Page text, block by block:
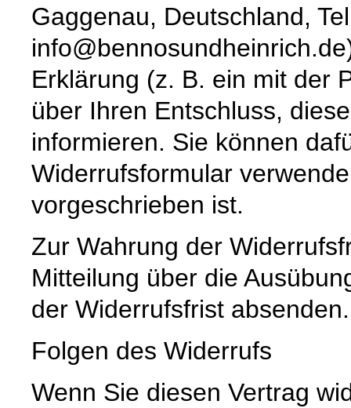
Gaggenau, Deutschland,
Erklärung (z. B. ein mit der
über Ihren Entschluss,
informieren. Sie können
Widerrufsformular
vorgeschrieben ist.
Zur Wahrung der
Mitteilung über die
der Widerrufsfrist absenden.
Folgen des Widerrufs
Wenn Sie diesen Vertrag